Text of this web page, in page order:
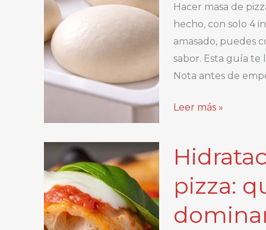
la
ventana
en
pizza
Hacer masa de
hecho, con solo 4
amasado, puedes
sabor. Esta guía te
Nota antes de
Cómo
de
Pizza
Casera
y
Leer más »
pizza: